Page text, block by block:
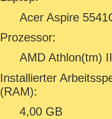
Acer Aspire
Prozessor:
AMD Athlon(tm)
Installierter
(RAM):
4,00 GB